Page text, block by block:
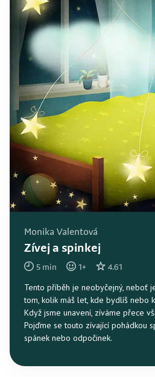
Monika Valentová
Zívej a spinkej
5 min 1+ 4.61
Tento příběh je neobyčejný, neboť
tom, kolik máš let, kde bydlíš nebo
Když jsme unavení, zíváme přece
Pojďme se touto zívající pohádkou
spánek nebo odpočinek.